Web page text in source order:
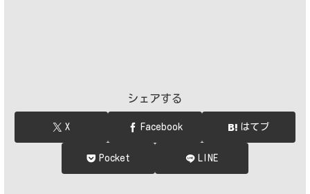
シェアする
X Facebook はてブ
Pocket LINE